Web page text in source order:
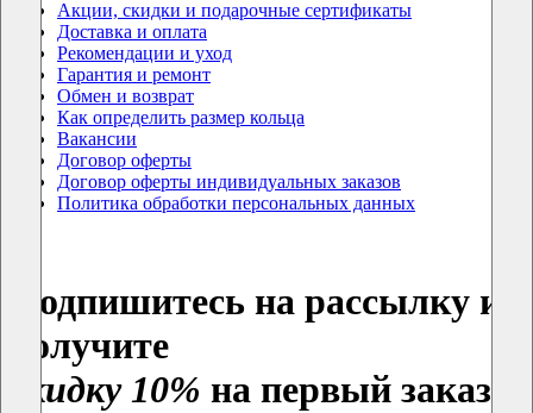
Акции, скидки и подарочные сертификаты
Доставка и оплата
Рекомендации и уход
Гарантия и ремонт
Обмен и возврат
Как определить размер кольца
Вакансии
Договор оферты
Договор оферты индивидуальных заказов
Политика обработки персональных данных
Подпишитесь на рассылку и
получите
скидку 10% на первый заказ